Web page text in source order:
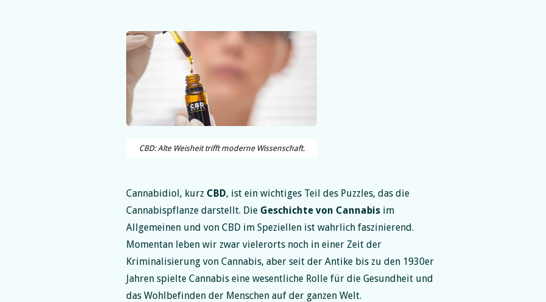
CBD: Alte Weisheit trifft moderne Wissenschaft.
Cannabidiol, kurz CBD, ist ein wichtiges Teil des Puzzles, das die
Cannabispflanze darstellt. Die Geschichte von Cannabis im
Allgemeinen und von CBD im Speziellen ist wahrlich faszinierend.
Momentan leben wir zwar vielerorts noch in einer Zeit der
Kriminalisierung von Cannabis, aber seit der Antike bis zu den 1930er
Jahren spielte Cannabis eine wesentliche Rolle für die Gesundheit und
das Wohlbefinden der Menschen auf der ganzen Welt.